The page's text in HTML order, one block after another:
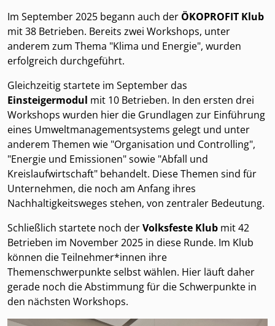
Im September 2025 begann auch der ÖKOPROFIT Klub
mit 38 Betrieben. Bereits zwei Workshops, unter
anderem zum Thema "Klima und Energie", wurden
erfolgreich durchgeführt.
Gleichzeitig startete im September das
Einsteigermodul mit 10 Betrieben. In den ersten drei
Workshops wurden hier die Grundlagen zur Einführung
eines Umweltmanagementsystems gelegt und unter
anderem Themen wie "Organisation und Controlling",
"Energie und Emissionen" sowie "Abfall und
Kreislaufwirtschaft" behandelt. Diese Themen sind für
Unternehmen, die noch am Anfang ihres
Nachhaltigkeitsweges stehen, von zentraler Bedeutung.
Schließlich startete noch derVolksfeste Klub mit 42
Betrieben im November 2025 in diese Runde. Im Klub
können die Teilnehmer*innen ihre
Themenschwerpunkte selbst wählen. Hier läuft daher
gerade noch die Abstimmung für die Schwerpunkte in
den nächsten Workshops.